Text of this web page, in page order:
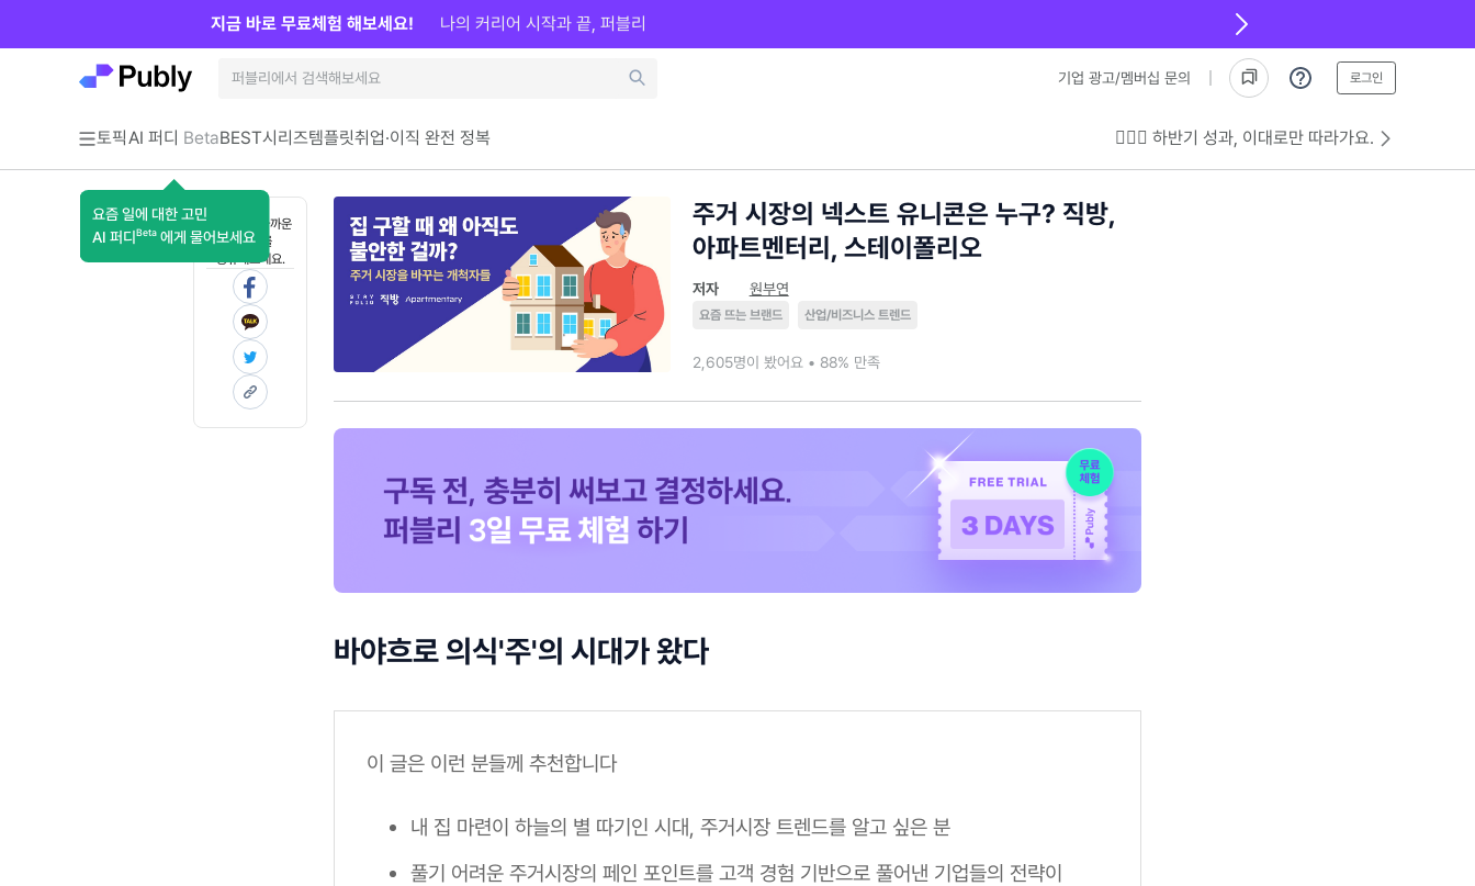
기업 광고/멤버십 문의 로그인
토픽AI 퍼디 Beta
요즘 일에 대한 고민
AI 퍼디 Beta 에게 물어보세요
BEST시리즈템플릿취업·이직 완전 정복 💁🏻‍♂️ 하반기 성과, 이대로만 따라가요.
지금 바로 무료체험 해보세요! 나의 커리어 시작과 끝, 퍼블리
혼자 보기 아까운
콘텐츠를
공유해보세요.
주거 시장의 넥스트 유니콘은 누구? 직방,
아파트멘터리, 스테이폴리오
저자 원부연
요즘 뜨는 브랜드 산업/비즈니스 트렌드
2,605명이 봤어요 • 88% 만족
바야흐로 의식'주'의 시대가 왔다
이 글은 이런 분들께 추천합니다
내 집 마련이 하늘의 별 따기인 시대, 주거시장 트렌드를 알고 싶은 분
풀기 어려운 주거시장의 페인 포인트를 고객 경험 기반으로 풀어낸 기업들의 전략이